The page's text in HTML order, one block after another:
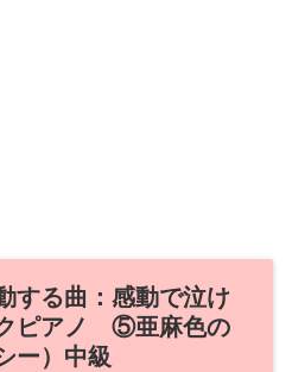
する曲：感動で泣け
ピアノ ⑤亜麻色の
ー）中級